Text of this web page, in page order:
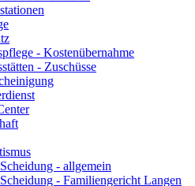
- Kostenübernahme
- Zuschüsse
- allgemein
- Familiengericht Langen